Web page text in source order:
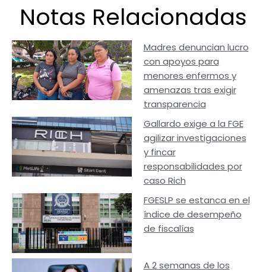
Notas Relacionadas
Madres denuncian lucro
con apoyos para
menores enfermos y
amenazas tras exigir
transparencia
Gallardo exige a la FGE
agilizar investigaciones
y fincar
responsabilidades por
caso Rich
FGESLP se estanca en el
índice de desempeño
de fiscalías
A 2 semanas de los